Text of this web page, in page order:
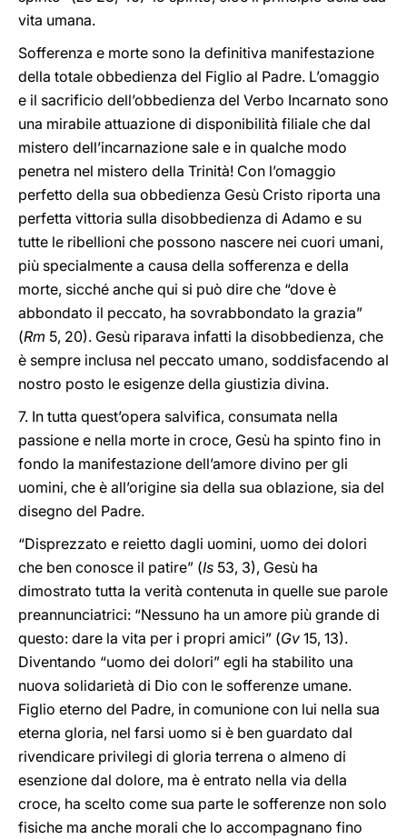
vita umana.
Sofferenza e morte sono la definitiva manifestazione
della totale obbedienza del Figlio al Padre. L’omaggio
e il sacrificio dell’obbedienza del Verbo Incarnato sono
una mirabile attuazione di disponibilità filiale che dal
mistero dell’incarnazione sale e in qualche modo
penetra nel mistero della Trinità! Con l’omaggio
perfetto della sua obbedienza Gesù Cristo riporta una
perfetta vittoria sulla disobbedienza di Adamo e su
tutte le ribellioni che possono nascere nei cuori umani,
più specialmente a causa della sofferenza e della
morte, sicché anche qui si può dire che “dove è
abbondato il peccato, ha sovrabbondato la grazia”
(Rm 5, 20). Gesù riparava infatti la disobbedienza, che
è sempre inclusa nel peccato umano, soddisfacendo al
nostro posto le esigenze della giustizia divina.
7. In tutta quest’opera salvifica, consumata nella
passione e nella morte in croce, Gesù ha spinto fino in
fondo la manifestazione dell’amore divino per gli
uomini, che è all’origine sia della sua oblazione, sia del
disegno del Padre.
“Disprezzato e reietto dagli uomini, uomo dei dolori
che ben conosce il patire” (Is 53, 3), Gesù ha
dimostrato tutta la verità contenuta in quelle sue parole
preannunciatrici: “Nessuno ha un amore più grande di
questo: dare la vita per i propri amici” (Gv 15, 13).
Diventando “uomo dei dolori” egli ha stabilito una
nuova solidarietà di Dio con le sofferenze umane.
Figlio eterno del Padre, in comunione con lui nella sua
eterna gloria, nel farsi uomo si è ben guardato dal
rivendicare privilegi di gloria terrena o almeno di
esenzione dal dolore, ma è entrato nella via della
croce, ha scelto come sua parte le sofferenze non solo
fisiche ma anche morali che lo accompagnano fino